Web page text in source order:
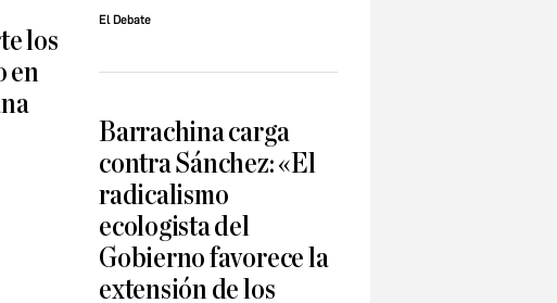
los
en
El Debate
Barrachina carga
contra Sánchez: «El
radicalismo
ecologista del
Gobierno favorece la
extensión de los